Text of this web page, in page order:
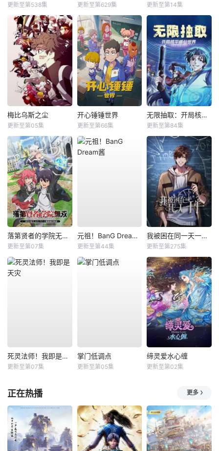
更新至第538集 更新至第629集 更新至第14集
梅比乌斯之尘
更新至第05集
开心锤锤世界
更新至第66集
无限抽取：开局核平修仙世界动态漫
更新至第84集
落第贤者的学院无双第二回转生，S等级作弊魔术师冒险记
更新至第07集
元祖！BanG Dream酱
更新至第44集
我被困在同一天一千年动态漫
更新至第275集
死灵法师！我即是天灾
更新至第07集
掌门低调点
更新至第05集
缔灵爱水心缠
更新至第02集
正在热播 更多